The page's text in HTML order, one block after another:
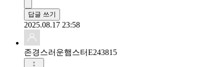
답글 쓰기
2025.08.17 23:58
존경스러운햄스터E243815